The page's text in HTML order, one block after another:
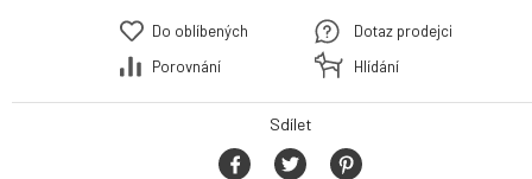
Do oblíbených
Porovnání
Dotaz prodejci
Hlídání
Sdílet